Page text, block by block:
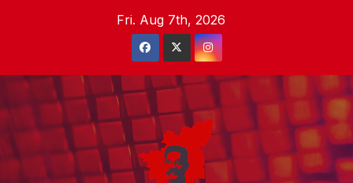
Fri. Aug 7th, 2026